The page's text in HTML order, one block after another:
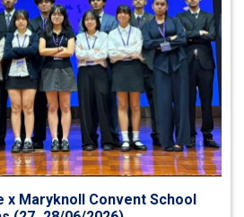
x Maryknoll Convent School